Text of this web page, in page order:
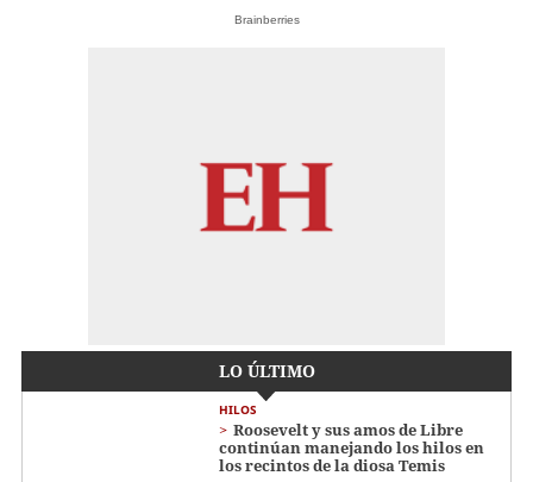
Brainberries
LO ÚLTIMO
HILOS
Roosevelt y sus amos de Libre
continúan manejando los hilos en
los recintos de la diosa Temis